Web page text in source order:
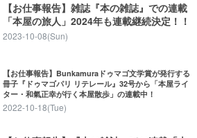
【お仕事報告】雑誌『本の雑誌』での連載
「本屋の旅人」2024年も連載継続決定！！
2023-10-08(Sun)
【お仕事報告】Bunkamuraドゥマゴ文学賞が発行する
冊子『ドゥマゴパリ リテレール』32号から「本屋ライ
ター・和氣正幸が行く本屋散歩」の連載中！
2022-10-18(Tue)